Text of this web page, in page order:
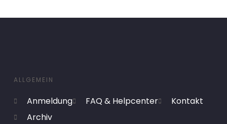
ALLGEMEIN
Anmeldung FAQ & Helpcenter
Kontakt
Archiv